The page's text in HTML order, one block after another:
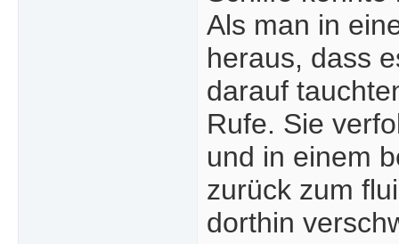
Als man in
heraus, dass
darauf
Rufe. Sie
und in einem
zurück zum
dorthin